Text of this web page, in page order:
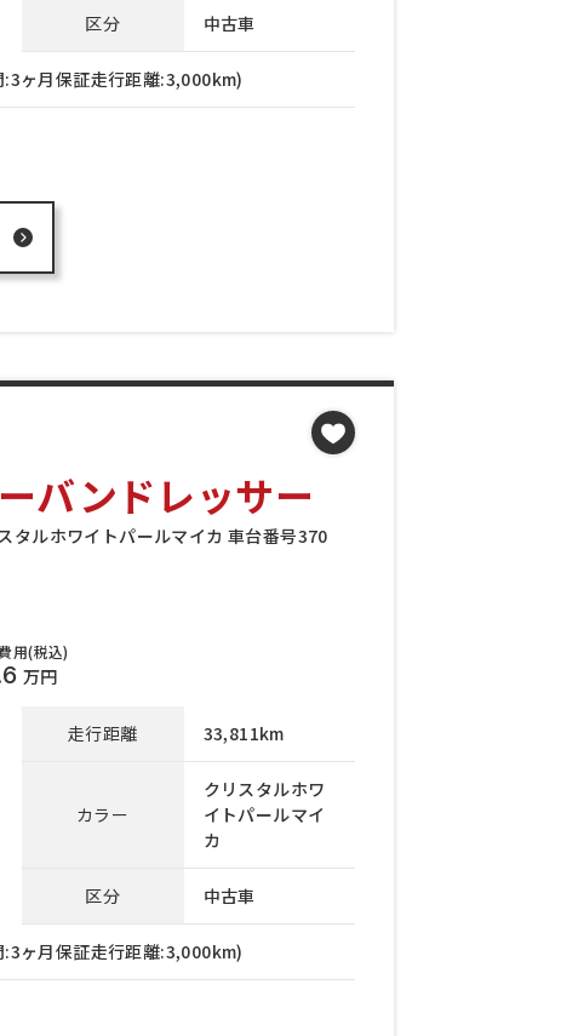
区分 中古車
ヶ月保証走行距離:3,000km)
バンドレッサー
タルホワイトパールマイカ 車台番号370
用(税込)
万円
走行距離 33,811km
カラー
クリスタルホワ
イトパールマイ
カ
区分 中古車
ヶ月保証走行距離:3,000km)